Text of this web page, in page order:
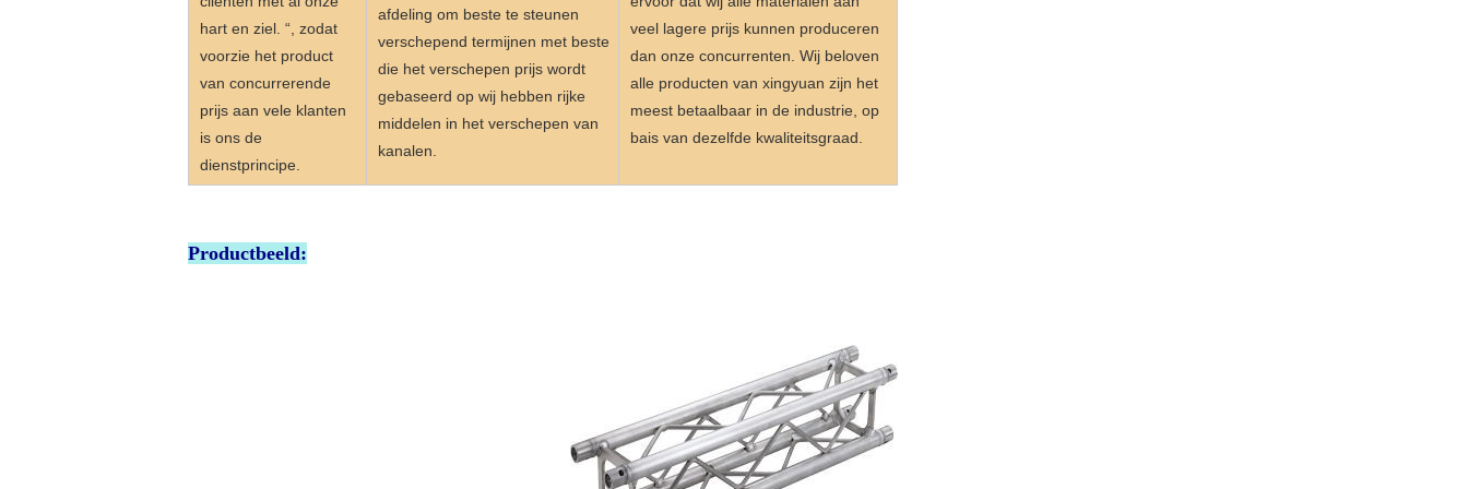
hart en ziel. “, zodat
voorzie het product
van concurrerende
prijs aan vele klanten
is ons de
dienstprincipe.
afdeling om beste te steunen
verschepend termijnen met beste
die het verschepen prijs wordt
gebaseerd op wij hebben rijke
middelen in het verschepen van
kanalen.
veel lagere prijs kunnen produceren
dan onze concurrenten. Wij beloven
alle producten van xingyuan zijn het
meest betaalbaar in de industrie, op
bais van dezelfde kwaliteitsgraad.
Productbeeld: